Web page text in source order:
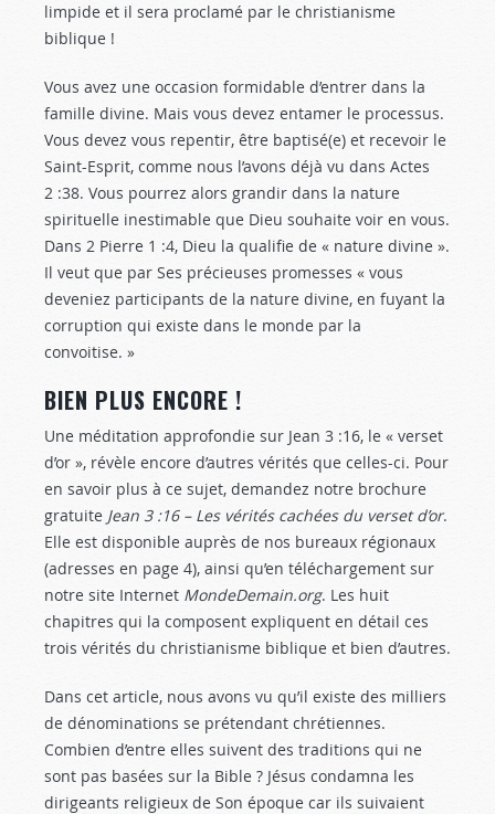
limpide et il sera proclamé par le christianisme
biblique !
Vous avez une occasion formidable d’entrer dans la
famille divine. Mais vous devez entamer le processus.
Vous devez vous repentir, être baptisé(e) et recevoir le
Saint-Esprit, comme nous l’avons déjà vu dans Actes
2 :38. Vous pourrez alors grandir dans la nature
spirituelle inestimable que Dieu souhaite voir en vous.
Dans 2 Pierre 1 :4, Dieu la qualifie de « nature divine ».
Il veut que par Ses précieuses promesses « vous
deveniez participants de la nature divine, en fuyant la
corruption qui existe dans le monde par la
convoitise. »
BIEN PLUS ENCORE !
Une méditation approfondie sur Jean 3 :16, le « verset
d’or », révèle encore d’autres vérités que celles-ci. Pour
en savoir plus à ce sujet, demandez notre brochure
gratuite Jean 3 :16– Les vérités cachées du verset d’or.
Elle est disponible auprès de nos bureaux régionaux
(adresses en page 4), ainsi qu’en téléchargement sur
notre site Internet MondeDemain.org. Les huit
chapitres qui la composent expliquent en détail ces
trois vérités du christianisme biblique et bien d’autres.
Dans cet article, nous avons vu qu’il existe des milliers
de dénominations se prétendant chrétiennes.
Combien d’entre elles suivent des traditions qui ne
sont pas basées sur la Bible ? Jésus condamna les
dirigeants religieux de Son époque car ils suivaient